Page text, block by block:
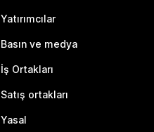
Yatırımcılar
Basın ve medya
İş Ortakları
Satış ortakları
Yasal